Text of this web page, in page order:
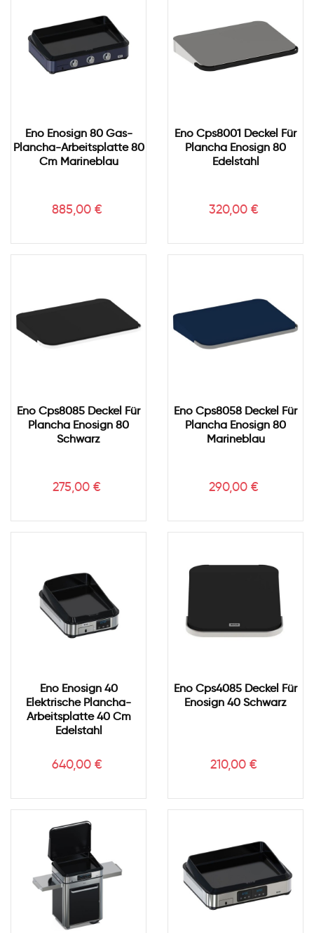
Eno Enosign 80 Gas-
Plancha-Arbeitsplatte 80
Cm Marineblau
Preis
885,00 €
Eno Cps8001 Deckel Für
Plancha Enosign 80
Edelstahl
Preis
320,00 €
Eno Cps8085 Deckel Für
Plancha Enosign 80
Schwarz
Preis
275,00 €
Eno Cps8058 Deckel Für
Plancha Enosign 80
Marineblau
Preis
290,00 €
Eno Enosign 40
Elektrische Plancha-
Arbeitsplatte 40 Cm
Edelstahl
Preis
640,00 €
Eno Cps4085 Deckel Für
Enosign 40 Schwarz
Preis
210,00 €